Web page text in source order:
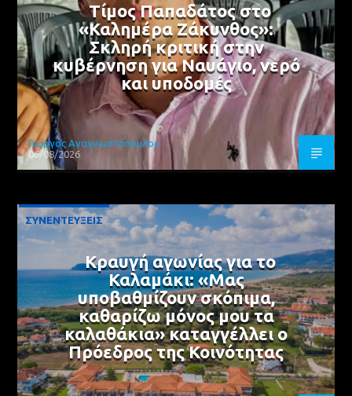
Τίμος Παπαδάτος στο
«Καλημέρα Ζάκυνθος»:
Σκληρή κριτική στην
κυβέρνηση για Ναυάγιο, νερό
και υποδομές
Γιώργος Αναγνωστόπουλος
06/08/2026
ΣΥΝΕΝΤΕΥΞΕΙΣ
Κραυγή αγωνίας για το
Καλαμάκι: «Μας
υποβαθμίζουν σκόπιμα,
καθαρίζω μόνος μου τα
καλαθάκια» καταγγέλλει ο
Πρόεδρος της Κοινότητας